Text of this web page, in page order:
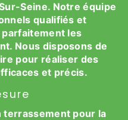
Seine. Notre équipe
qualifiés et
les
Nous disposons de
pour réaliser des
et précis.
terrassement pour la